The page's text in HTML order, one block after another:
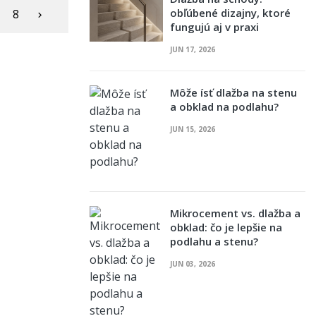
8 
obľúbené dizajny, ktoré
fungujú aj v praxi
JUN 17, 2026
Môže ísť dlažba na stenu
a obklad na podlahu?
JUN 15, 2026
Mikrocement vs. dlažba a
obklad: čo je lepšie na
podlahu a stenu?
JUN 03, 2026